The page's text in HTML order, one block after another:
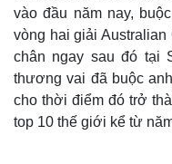
vào đầu năm nay,
vòng hai giải
chân ngay sau đó tại
thương vai đã buộc
cho thời điểm đó trở
top 10 thế giới kể từ